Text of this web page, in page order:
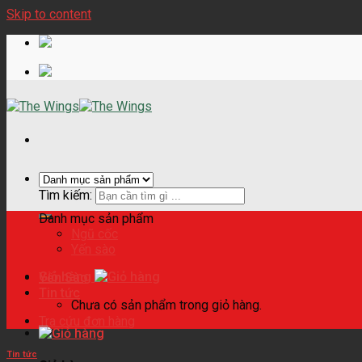
Skip to content
Tìm kiếm:
Giỏ hàng
Chưa có sản phẩm trong giỏ hàng.
Danh mục sản phẩm
Ngũ cốc
Yến sào
Yến Sào
Tin tức
Tra cứu đơn hàng
Tin tức